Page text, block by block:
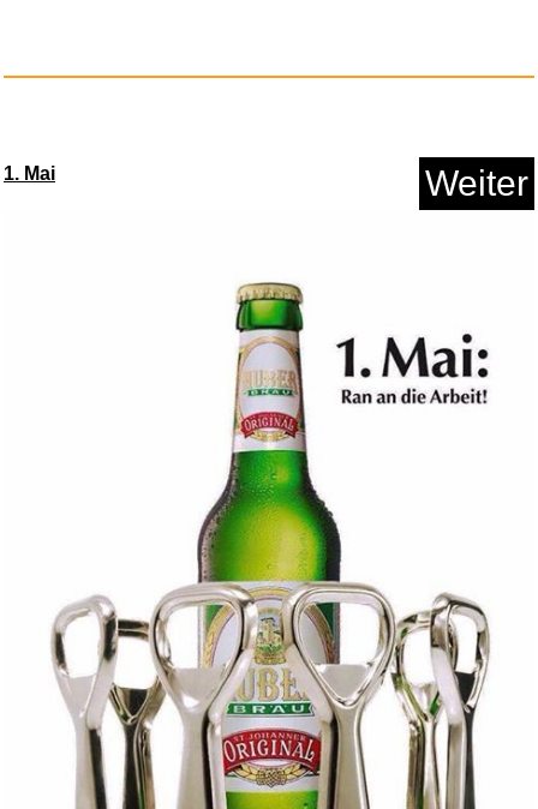
Anzeige
4x Varta Batterie Lithium Coin...
Anzeige
1. Mai Weiter